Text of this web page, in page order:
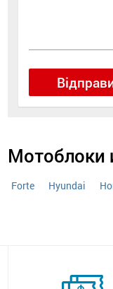
Мотоблоки
Forte Hyundai